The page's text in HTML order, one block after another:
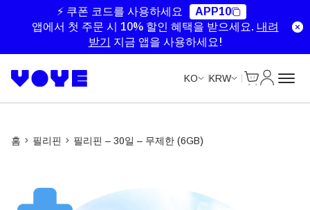
⚡ 쿠폰 코드를 사용하세요
APP10
앱에서 첫 주문 시 10% 할인 혜택을 받으세요. 내려
받기
지금 앱을 사용하세요!
KO KRW
홈 필리핀 필리핀 – 30일 – 무제한 (6GB)
Unlimited Data
Unlimited Data
Unlimited Data